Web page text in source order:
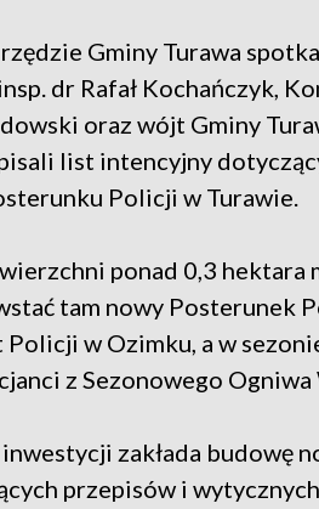
Gminy Turawa
dr Rafał Kochańczyk,
oraz wójt Gminy
list intencyjny
Policji w Turawie.
ponad 0,3
tam nowy Posterunek
w Ozimku, a w
z Sezonowego
zakłada budowę
przepisów i